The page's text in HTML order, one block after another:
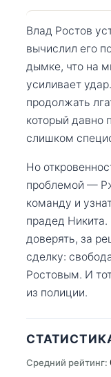
Влад Ростов
вычислил его
дымке, что на
усиливает
продолжать
который давно
слишком
Но
проблемой —
команду и
прадед
доверять, за
сделку:
Ростовым. И
из полиции.
Средний рейтинг: